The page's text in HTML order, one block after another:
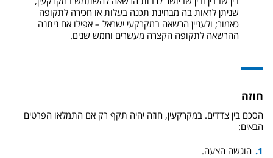
שניתן לראות בה מבחינת תכנה בעלות או חכירה לתקופה
כאמור; ולעניין הרשאה במקרקעי ישראל – אפילו אם ניתנה
ההרשאה לתקופה הקצרה מעשרים וחמש שנים.
חוזה
הסכם בין צדדים. במקרקעין, חוזה יהיה תקף רק אם התמלאו הפרטים
הבאים:
הוגשה הצעה.